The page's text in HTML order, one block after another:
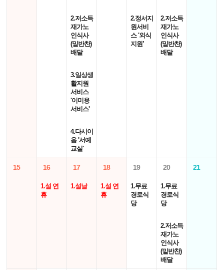
2.저소득
재가노
인식사
(밑반찬)
배달
3.일상생
활지원
서비스
'이미용
서비스'
4.다시이
음 '서예
교실'
2.정서지
원서비
스 '외식
지원’
2.저소득
재가노
인식사
(밑반찬)
배달
15 16
1.설 연
휴
17
1.설날
18
1.설 연
휴
19
1.무료
경로식
당
20
1.무료
경로식
당
2.저소득
재가노
인식사
(밑반찬)
배달
21